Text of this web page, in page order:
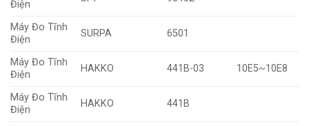
Điện
Máy Đo Tĩnh
Điện
SURPA 6501
Máy Đo Tĩnh
Điện
HAKKO 441B-03 10E5~10E8
Máy Đo Tĩnh
Điện
HAKKO 441B